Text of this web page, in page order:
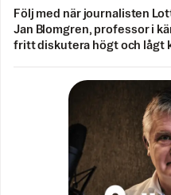
Följ med när journalisten
Jan Blomgren, professor i
fritt diskutera högt och lågt